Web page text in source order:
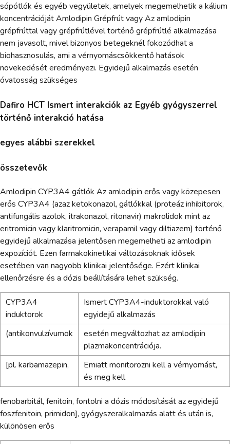
sópótlók és egyéb vegyületek, amelyek megemelhetik a kálium
koncentrációját Amlodipin Grépfrút vagy Az amlodipin
grépfrúttal vagy grépfrútlével történő grépfrútlé alkalmazása
nem javasolt, mivel bizonyos betegeknél fokozódhat a
biohasznosulás, ami a vérnyomáscsökkentő hatások
növekedését eredményezi. Egyidejű alkalmazás esetén
óvatosság szükséges
Dafiro HCT Ismert interakciók az Egyéb gyógyszerrel
történő interakció hatása
egyes alábbi szerekkel
összetevők
Amlodipin CYP3A4 gátlók Az amlodipin erős vagy közepesen
erős CYP3A4 (azaz ketokonazol, gátlókkal (proteáz inhibitorok,
antifungális azolok, itrakonazol, ritonavir) makrolidok mint az
eritromicin vagy klaritromicin, verapamil vagy diltiazem) történő
egyidejű alkalmazása jelentősen megemelheti az amlodipin
expozíciót. Ezen farmakokinetikai változásoknak idősek
esetében van nagyobb klinikai jelentősége. Ezért klinikai
ellenőrzésre és a dózis beállítására lehet szükség.
CYP3A4
induktorok
Ismert CYP3A4-induktorokkal való
egyidejű alkalmazás
(antikonvulzívumok
esetén megváltozhat az amlodipin
plazmakoncentrációja.
[pl. karbamazepin,
Emiatt monitorozni kell a vérnyomást,
és meg kell
fenobarbitál, fenitoin, fontolni a dózis módosítását az egyidejű
foszfenitoin, primidon], gyógyszeralkalmazás alatt és után is,
különösen erős